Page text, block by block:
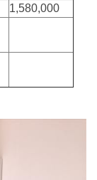
1,580,000